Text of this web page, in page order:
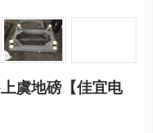
虞地磅【佳宜电